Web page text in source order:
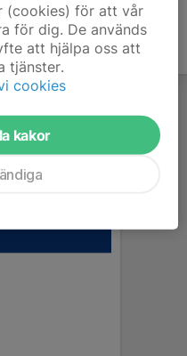
(cookies) för att vår
för dig. De används
att hjälpa oss att
tjänster.
cookies
kakor